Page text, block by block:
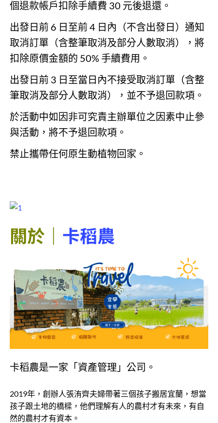
個退款帳戶扣除手續費 30 元後退還。
出發日前 6 日至前 4 日內（不含出發日）通知
取消訂單（含整筆取消及部分人數取消），將
扣除原價金額的 50% 手續費用。
出發日前 3 日至當日內不接受取消訂單（含整
筆取消及部分人數取消），並不予退回款項。
於活動中如因非可究責主辦單位之因素中止參
與活動，將不予退回款項。
禁止攜帶任何原生動植物回家。
關於｜ 卡稻農
卡稻農是一家「資產管理」公司。
2019年，創辦人張洧齊夫婦帶著三個孩子搬居宜蘭，想當
孩子跟土地的橋樑，他們理解有人的農村才有未來，有自
然的農村才有資本。